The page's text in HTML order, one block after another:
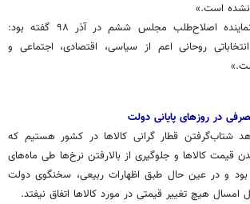
نشده است.»
همچنین مهدی آیتی، نماینده اصلاح‌طلب مجلس ششم در آذر ۹۸ گفته بود:
روحانی اعم از سیاسی، اقتصادی، اجتماعی و
در روزهای پایانی دولت
شتاب‌گرفتن قطار گرانی کالاها در کشور هستیم که
قیمت کالاها و جلوگیری از بالارفتن نرخ‌ها طی ماه‌های
بود و در عین ‌حال طبق اظهارات ربیعی، سخنگوی دولت
هیچ تغییر قیمتی در مورد کالاها اتفاق نیفتد.